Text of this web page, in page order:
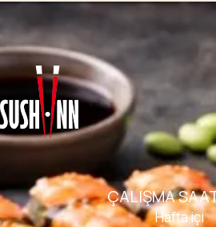
ÇALIŞMA
Hafta içi